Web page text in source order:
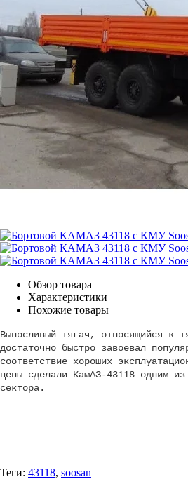
Обзор товара
Характеристики
Похожие товары
Выносливый тягач, относящийся к
достаточно быстро завоевал
соответствие хороших
цены сделали КамАЗ-43118 одним
сектора.
Теги: 43118, soosan